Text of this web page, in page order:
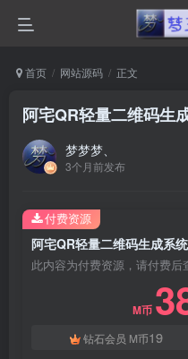
首页 网站源码 正文
阿宅QR轻量二维码生
梦梦梦、
3个月前发布
阿宅QR轻量二维码生成系
此内容为付费资源，请付费后
M币
钻石会员 M币19
付费资源